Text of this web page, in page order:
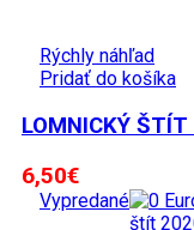
Rýchly náhľad
Pridať do košíka
LOMNICKÝ
6,50€
Vypredané